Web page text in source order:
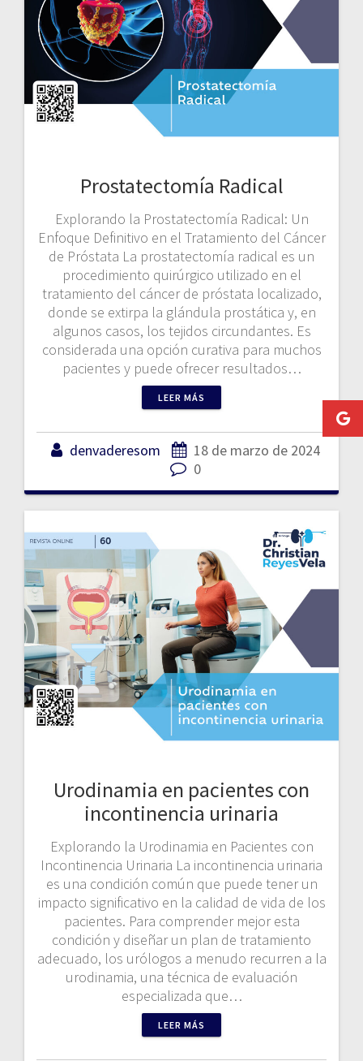
Prostatectomía Radical
Explorando la Prostatectomía Radical: Un
Enfoque Definitivo en el Tratamiento del Cáncer
de Próstata La prostatectomía radical es un
procedimiento quirúrgico utilizado en el
tratamiento del cáncer de próstata localizado,
donde se extirpa la glándula prostática y, en
algunos casos, los tejidos circundantes. Es
considerada una opción curativa para muchos
pacientes y puede ofrecer resultados…
LEER MÁS
denvaderesom
18 de marzo de 2024
0
Urodinamia en pacientes con
incontinencia urinaria
Explorando la Urodinamia en Pacientes con
Incontinencia Urinaria La incontinencia urinaria
es una condición común que puede tener un
impacto significativo en la calidad de vida de los
pacientes. Para comprender mejor esta
condición y diseñar un plan de tratamiento
adecuado, los urólogos a menudo recurren a la
urodinamia, una técnica de evaluación
especializada que…
LEER MÁS